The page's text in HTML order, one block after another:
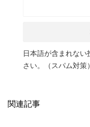
日本語が含まれな
さい。（スパム対策）
関連記事